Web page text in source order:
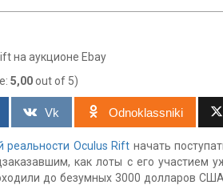
на аукционе Ebay
5,00out of 5)
Vk Odnoklassniki
реальности Oculus Rift начать
как лоты с его участием
до безумных 3000 долларов